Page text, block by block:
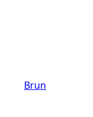
Brun